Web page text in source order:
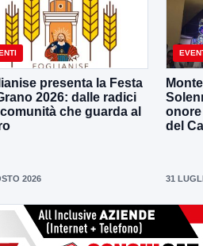
presenta la Festa
2026: dalle radici
che guarda al
2026
onore
del
31